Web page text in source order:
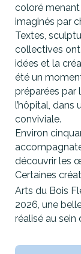
coloré menant
imaginés par
Textes,
collectives ont
idées et la
été un
préparées par
l’hôpital, dans
conviviale.
Environ
découvrir les
Certaines
Arts du Bois
2026, une
réalisé au sein